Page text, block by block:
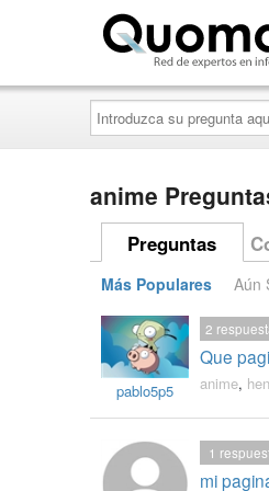
Introduzca
su
pregunta
aquí...
anime
Preguntas
Más Populares Aún
pablo5p5
Que
2
anime,
mi
1